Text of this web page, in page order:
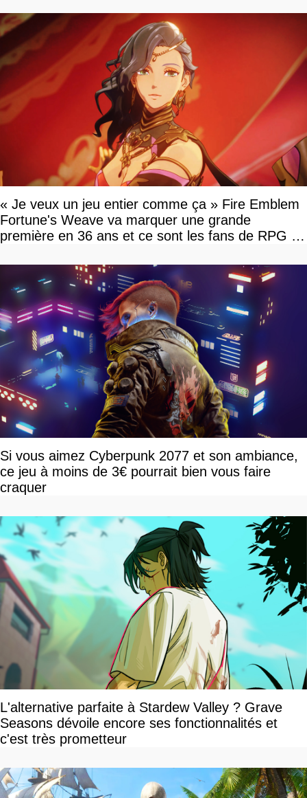
« Je veux un jeu entier comme ça » Fire Emblem
Fortune's Weave va marquer une grande
première en 36 ans et ce sont les fans de RPG en
Si vous aimez Cyberpunk 2077 et son ambiance,
ce jeu à moins de 3€ pourrait bien vous faire
craquer
L'alternative parfaite à Stardew Valley ? Grave
Seasons dévoile encore ses fonctionnalités et
c'est très prometteur